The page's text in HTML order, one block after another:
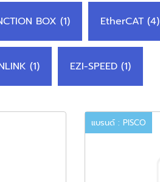
BOX (1) EtherCAT (4)
(1) EZI-SPEED (1)
แบรนด์ : PISCO